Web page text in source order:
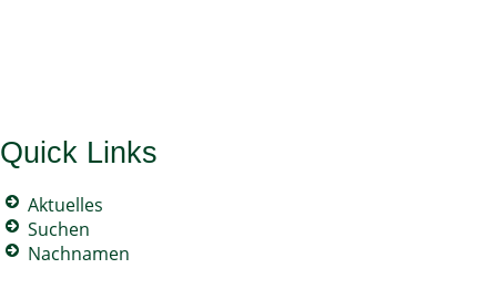
Quick Links
Aktuelles
Suchen
Nachnamen